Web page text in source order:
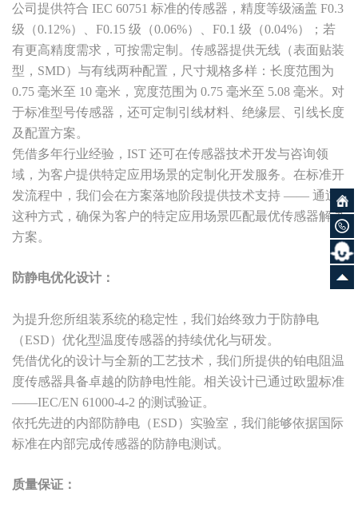
公司提供符合 IEC 60751 标准的传感器，精度等级涵盖 F0.3
级（0.12%）、F0.15 级（0.06%）、F0.1 级（0.04%）；若
有更高精度需求，可按需定制。传感器提供无线（表面贴装
型，SMD）与有线两种配置，尺寸规格多样：长度范围为
0.75 毫米至 10 毫米，宽度范围为 0.75 毫米至 5.08 毫米。对
于标准型号传感器，还可定制引线材料、绝缘层、引线长度
及配置方案。
凭借多年行业经验，IST 还可在传感器技术开发与咨询领
域，为客户提供特定应用场景的定制化开发服务。在标准开
发流程中，我们会在方案落地阶段提供技术支持 —— 通过
这种方式，确保为客户的特定应用场景匹配最优传感器解决
方案。
防静电优化设计：
为提升您所组装系统的稳定性，我们始终致力于防静电
（ESD）优化型温度传感器的持续优化与研发。
凭借优化的设计与全新的工艺技术，我们所提供的铂电阻温
度传感器具备卓越的防静电性能。相关设计已通过欧盟标准
——IEC/EN 61000-4-2 的测试验证。
依托先进的内部防静电（ESD）实验室，我们能够依据国际
标准在内部完成传感器的防静电测试。
质量保证：